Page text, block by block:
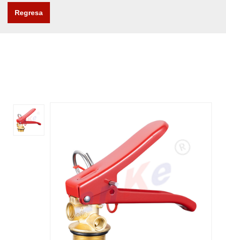
Regresa